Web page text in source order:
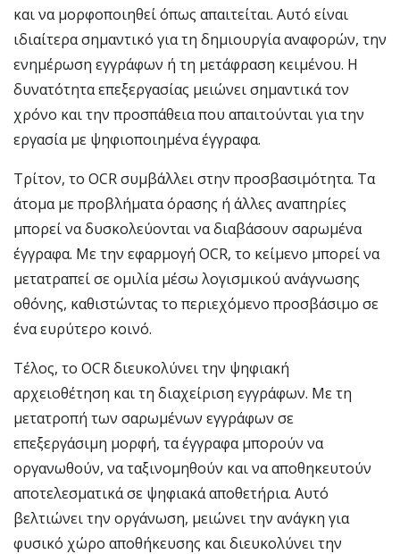
και να μορφοποιηθεί όπως απαιτείται. Αυτό είναι
ιδιαίτερα σημαντικό για τη δημιουργία αναφορών, την
ενημέρωση εγγράφων ή τη μετάφραση κειμένου. Η
δυνατότητα επεξεργασίας μειώνει σημαντικά τον
χρόνο και την προσπάθεια που απαιτούνται για την
εργασία με ψηφιοποιημένα έγγραφα.
Τρίτον, το OCR συμβάλλει στην προσβασιμότητα. Τα
άτομα με προβλήματα όρασης ή άλλες αναπηρίες
μπορεί να δυσκολεύονται να διαβάσουν σαρωμένα
έγγραφα. Με την εφαρμογή OCR, το κείμενο μπορεί να
μετατραπεί σε ομιλία μέσω λογισμικού ανάγνωσης
οθόνης, καθιστώντας το περιεχόμενο προσβάσιμο σε
ένα ευρύτερο κοινό.
Τέλος, το OCR διευκολύνει την ψηφιακή
αρχειοθέτηση και τη διαχείριση εγγράφων. Με τη
μετατροπή των σαρωμένων εγγράφων σε
επεξεργάσιμη μορφή, τα έγγραφα μπορούν να
οργανωθούν, να ταξινομηθούν και να αποθηκευτούν
αποτελεσματικά σε ψηφιακά αποθετήρια. Αυτό
βελτιώνει την οργάνωση, μειώνει την ανάγκη για
φυσικό χώρο αποθήκευσης και διευκολύνει την